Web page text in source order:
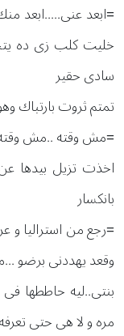
=ابعد عنى.....ابعد
خليت كلب زى ده
سادى حقير
تمتم ثروت بارتباك
=مش وقته ..مش وقته
اخذت تزيل بيدها عن
بانكسار
=رجع من استراليا
وقعد يهددنى برضو
بنتى..ليه حاططها
مره و لا هى حتى تعرفه